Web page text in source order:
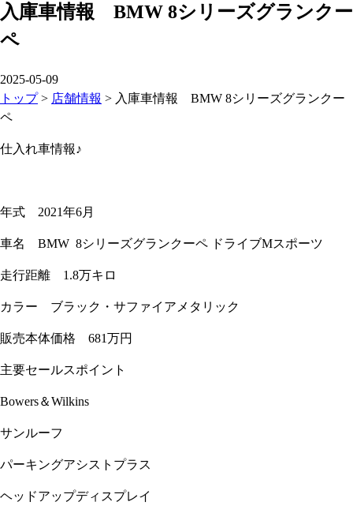
入庫車情報 BMW 8シリーズグランクー
ペ
2025-05-09
トップ> 店舗情報 > 入庫車情報 BMW 8シリーズグランクー
ペ
仕入れ車情報♪
年式 2021年6月
車名 BMW 8シリーズグランクーペ ドライブMスポーツ
走行距離 1.8万キロ
カラー ブラック・サファイアメタリック
販売本体価格 681万円
主要セールスポイント
Bowers＆Wilkins
サンルーフ
パーキングアシストプラス
ヘッドアップディスプレイ